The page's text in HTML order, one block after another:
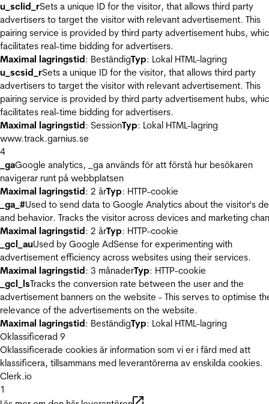
u_sclid_rSets a unique ID for the visitor, that allows third party
advertisers to target the visitor with relevant advertisement. This
pairing service is provided by third party advertisement hubs,
facilitates real-time bidding for advertisers.
Maximal lagringstid: BeständigTyp: Lokal HTML-lagring
u_scsid_rSets a unique ID for the visitor, that allows third party
advertisers to target the visitor with relevant advertisement. This
pairing service is provided by third party advertisement hubs,
facilitates real-time bidding for advertisers.
Maximal lagringstid: SessionTyp: Lokal HTML-lagring
www.track.garnius.se
4
_gaGoogle analytics, _ga används för att förstå hur besökaren
navigerar runt på webbplatsen
Maximal lagringstid: 2 årTyp: HTTP-cookie
_ga_#Used to send data to Google Analytics about the visitor's
and behavior. Tracks the visitor across devices and marketing
Maximal lagringstid: 2 årTyp: HTTP-cookie
_gcl_auUsed by Google AdSense for experimenting with
advertisement efficiency across websites using their services.
Maximal lagringstid: 3 månaderTyp: HTTP-cookie
_gcl_lsTracks the conversion rate between the user and the
advertisement banners on the website - This serves to optimise
relevance of the advertisements on the website.
Maximal lagringstid: BeständigTyp: Lokal HTML-lagring
Oklassificerad 9
Oklassificerade cookies är information som vi er i färd med att
klassificera, tillsammans med leverantörerna av enskilda cookies.
Clerk.io
1